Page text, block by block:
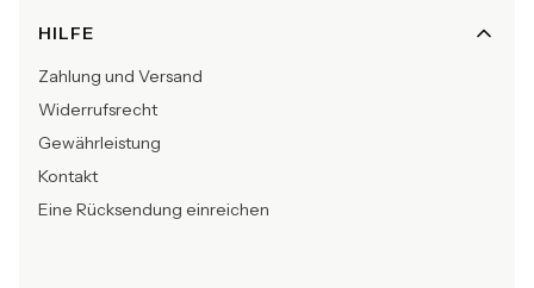
HILFE
Zahlung und Versand
Widerrufsrecht
Gewährleistung
Kontakt
Eine Rücksendung einreichen